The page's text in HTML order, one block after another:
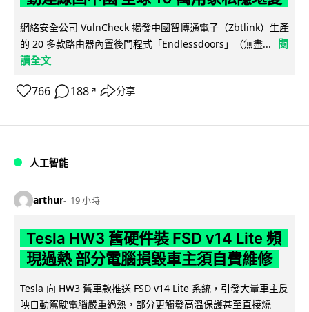
網絡安全公司 VulnCheck 揭發中國智博通電子（Zbtlink）生產
的 20 多款路由器內置後門程式「Endlessdoors」（無盡...
閱
讀全文
766 188 ↗ 分享
人工智能
arthur 19 小時
Tesla HW3 舊硬件裝 FSD v14 Lite 頻
現過熱 部分電腦損毀車主須自費維修
Tesla 向 HW3 舊車款推送 FSD v14 Lite 系統，引發大量車主反
映自動駕駛電腦嚴重過熱，部分更觸發高溫保護甚至直接燒